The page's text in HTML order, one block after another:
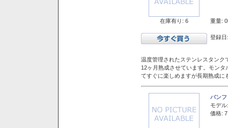
在庫有り: 6 重量:
登録
温度管理されたステンレスタンク
12ヶ月熟成させています。モン
てすぐに楽しめますが長期熟成に
バン
モデル:
価格: